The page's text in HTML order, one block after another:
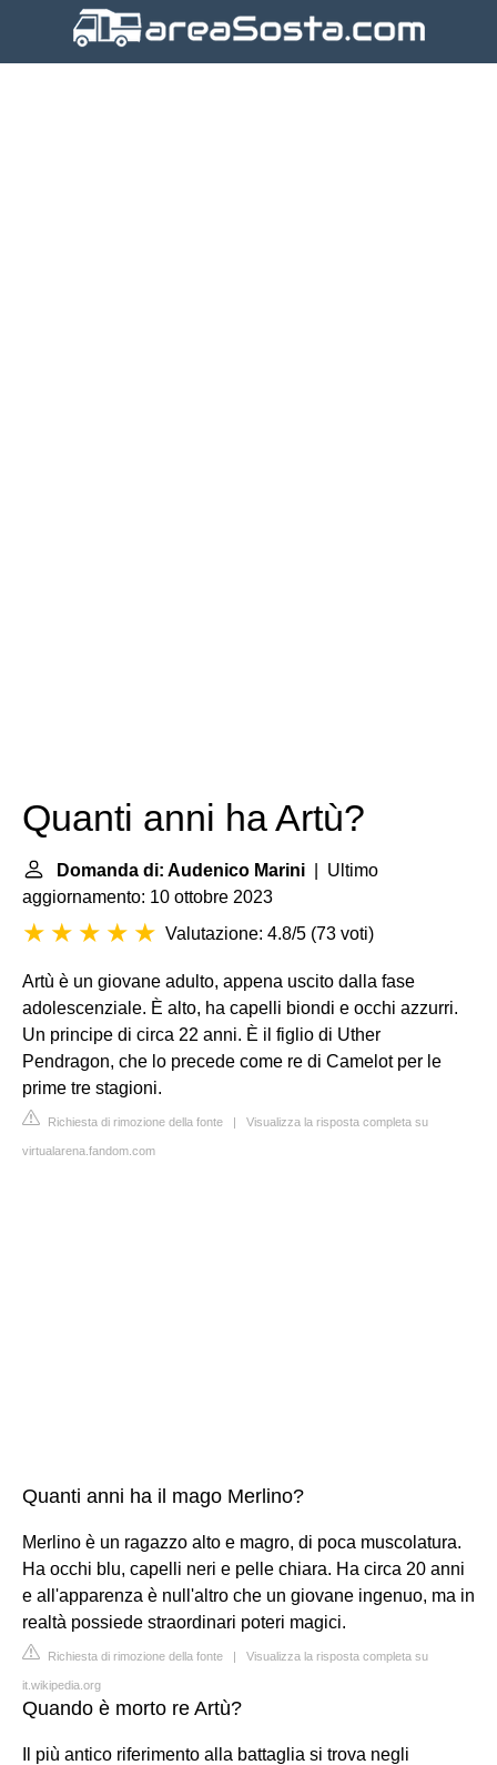
Quanti anni ha Artù?
Domanda di: Audenico Marini | Ultimo
aggiornamento: 10 ottobre 2023
Valutazione: 4.8/5 (73 voti)
Artù è un giovane adulto, appena uscito dalla fase
adolescenziale. È alto, ha capelli biondi e occhi azzurri.
Un principe di circa 22 anni. È il figlio di Uther
Pendragon, che lo precede come re di Camelot per le
prime tre stagioni.
Richiesta di rimozione della fonte | Visualizza la risposta completa su
virtualarena.fandom.com
Quanti anni ha il mago Merlino?
Merlino è un ragazzo alto e magro, di poca muscolatura.
Ha occhi blu, capelli neri e pelle chiara. Ha circa 20 anni
e all'apparenza è null'altro che un giovane ingenuo, ma in
realtà possiede straordinari poteri magici.
Richiesta di rimozione della fonte | Visualizza la risposta completa su
it.wikipedia.org
Quando è morto re Artù?
Il più antico riferimento alla battaglia si trova negli